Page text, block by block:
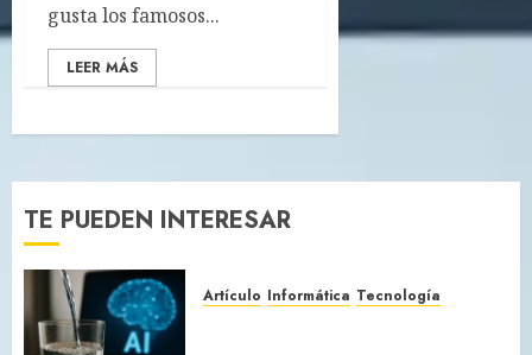
gusta los famosos...
LEER MÁS
TE PUEDEN INTERESAR
Artículo Informática Tecnología